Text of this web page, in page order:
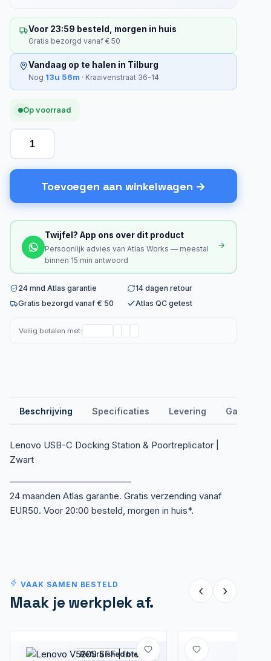
Voor 23:59 besteld, morgen in huis
Gratis bezorgd vanaf € 50
Vandaag op te halen in Tilburg
Nog 13u 56m · Kraaivenstraat 36-14
Op voorraad
Toevoegen aan winkelwagen
Twijfel? App ons over dit product
Persoonlijk advies van Atlas Works — meestal
binnen 15 min antwoord
24 mnd Atlas garantie
14 dagen retour
Gratis bezorgd vanaf € 50
Atlas QC getest
Veilig betalen met:
Beschrijving Specificaties Levering Garantie
Lenovo USB-C Docking Station & Poortreplicator |
Zwart
—————————————-
24 maanden Atlas garantie. Gratis verzending vanaf
EUR50. Voor 20:00 besteld, morgen in huis*.
VAAK SAMEN BESTELD
Maak je werkplek af.
‹ ›
Refurbished bronze